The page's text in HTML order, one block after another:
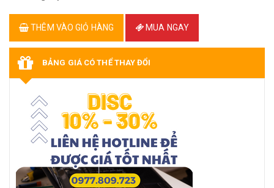
THÊM VÀO GIỎ HÀNG MUA NGAY
BẢNG GIÁ CÓ THỂ THAY ĐỔI